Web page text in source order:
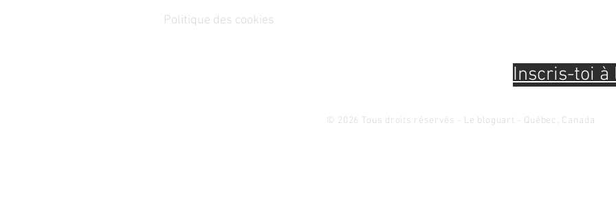
Politique des cookies
Inscris-toi
© 2026 Tous droits réservés - Le bloguart - Québec, Canada